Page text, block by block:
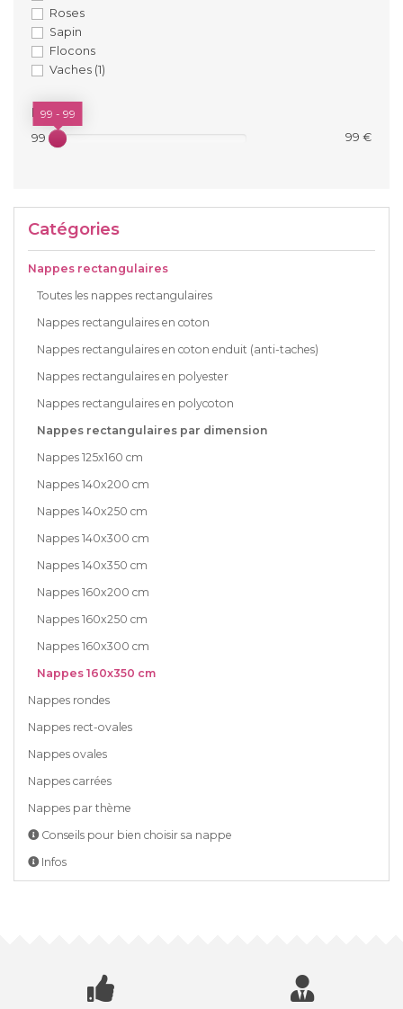
Roses
Sapin
Flocons
Vaches (1)
PRIX
99 € 99 €
99 - 99
Catégories
Nappes rectangulaires
Toutes les nappes rectangulaires
Nappes rectangulaires en coton
Nappes rectangulaires en coton enduit (anti-taches)
Nappes rectangulaires en polyester
Nappes rectangulaires en polycoton
Nappes rectangulaires par dimension
Nappes 125x160 cm
Nappes 140x200 cm
Nappes 140x250 cm
Nappes 140x300 cm
Nappes 140x350 cm
Nappes 160x200 cm
Nappes 160x250 cm
Nappes 160x300 cm
Nappes 160x350 cm
Nappes rondes
Nappes rect-ovales
Nappes ovales
Nappes carrées
Nappes par thème
Conseils pour bien choisir sa nappe
Infos